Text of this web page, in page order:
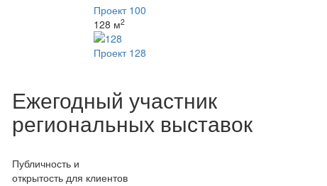
Проект 100
128 м2
Проект 128
Ежегодный участник
региональных выставок
Публичность и
открытость для клиентов